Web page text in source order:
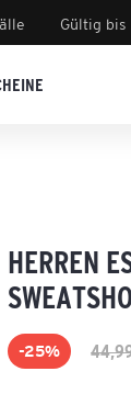
Gültig bis
HERREN
-25%